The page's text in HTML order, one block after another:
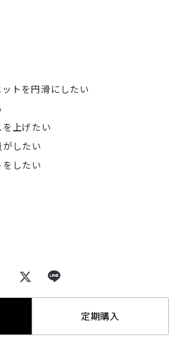
トを円滑にしたい
を上げたい
がしたい
をしたい
定期購入